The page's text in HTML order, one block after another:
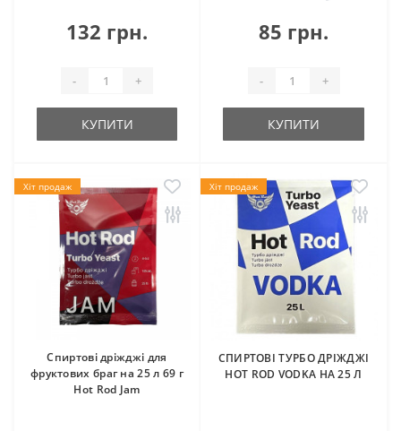
132 грн.
- +
КУПИТИ
85 грн.
- +
КУПИТИ
Хіт продаж
Спиртові дріжджі для
фруктових браг на 25 л 69 г
Hot Rod Jam
Хіт продаж
СПИРТОВІ ТУРБО ДРІЖДЖІ
HOT ROD VODKA НА 25 Л